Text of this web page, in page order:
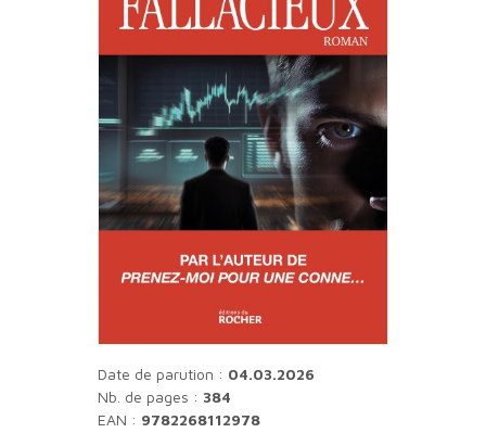
Date de parution : 04.03.2026
Nb. de pages : 384
EAN : 9782268112978